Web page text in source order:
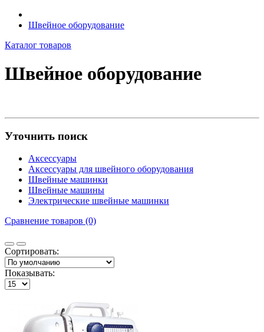
Швейное оборудование
Каталог товаров
Швейное оборудование
Уточнить поиск
Аксессуары
Аксессуары для швейного оборудования
Швейные машинки
Швейные машины
Электрические швейные машинки
Сравнение товаров (0)
Сортировать:
Показывать: